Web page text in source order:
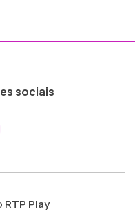
sociais
ao
RTP Play